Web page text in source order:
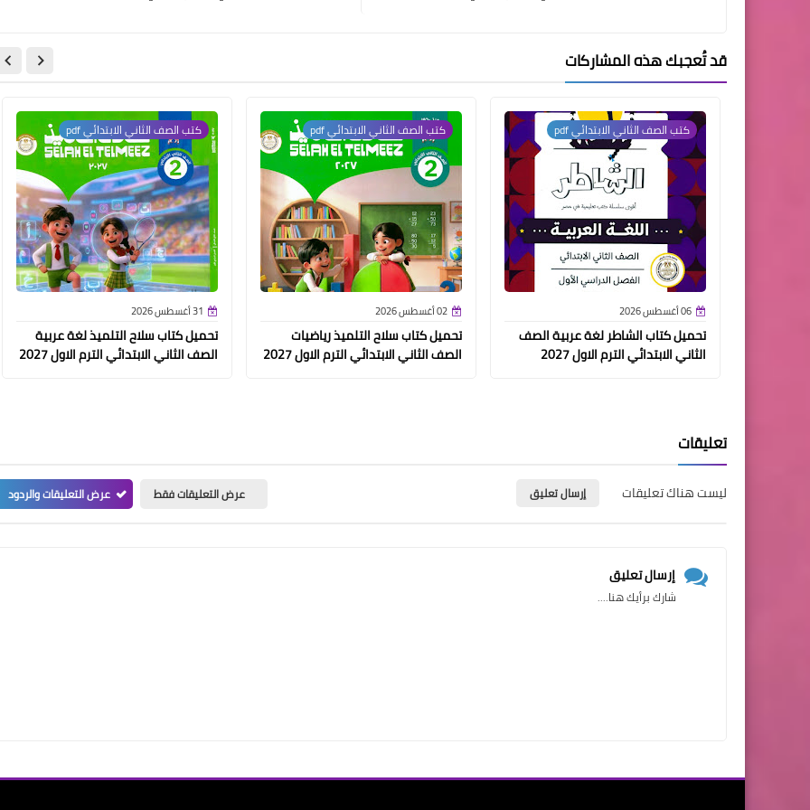
قد تُعجبك هذه المشاركات
كتب الصف الثاني الابتدائي pdf
06 أغسطس 2026
تحميل كتاب الشاطر لغة عربية الصف
الثاني الابتدائي الترم الاول 2027
كتب الصف الثاني الابتدائي pdf
02 أغسطس 2026
تحميل كتاب سلاح التلميذ رياضيات
الصف الثاني الابتدائي الترم الاول 2027
كتب الصف الثاني الابتدائي pdf
31 أغسطس 2026
تحميل كتاب سلاح التلميذ لغة عربية
الصف الثاني الابتدائي الترم الاول 2027
تعليقات
ليست هناك تعليقات إرسال تعليق عرض التعليقات فقط عرض التعليقات والردود
إرسال تعليق
شارك برأيك هنا....